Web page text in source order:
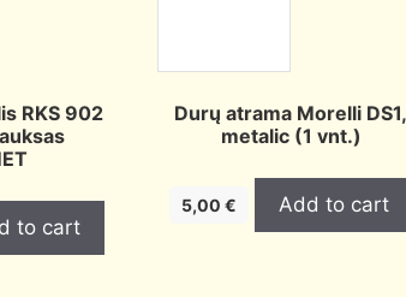
RKS 902
to cart
Durų atrama Morelli DS1,
metalic (1 vnt.)
5,00 € Add to cart